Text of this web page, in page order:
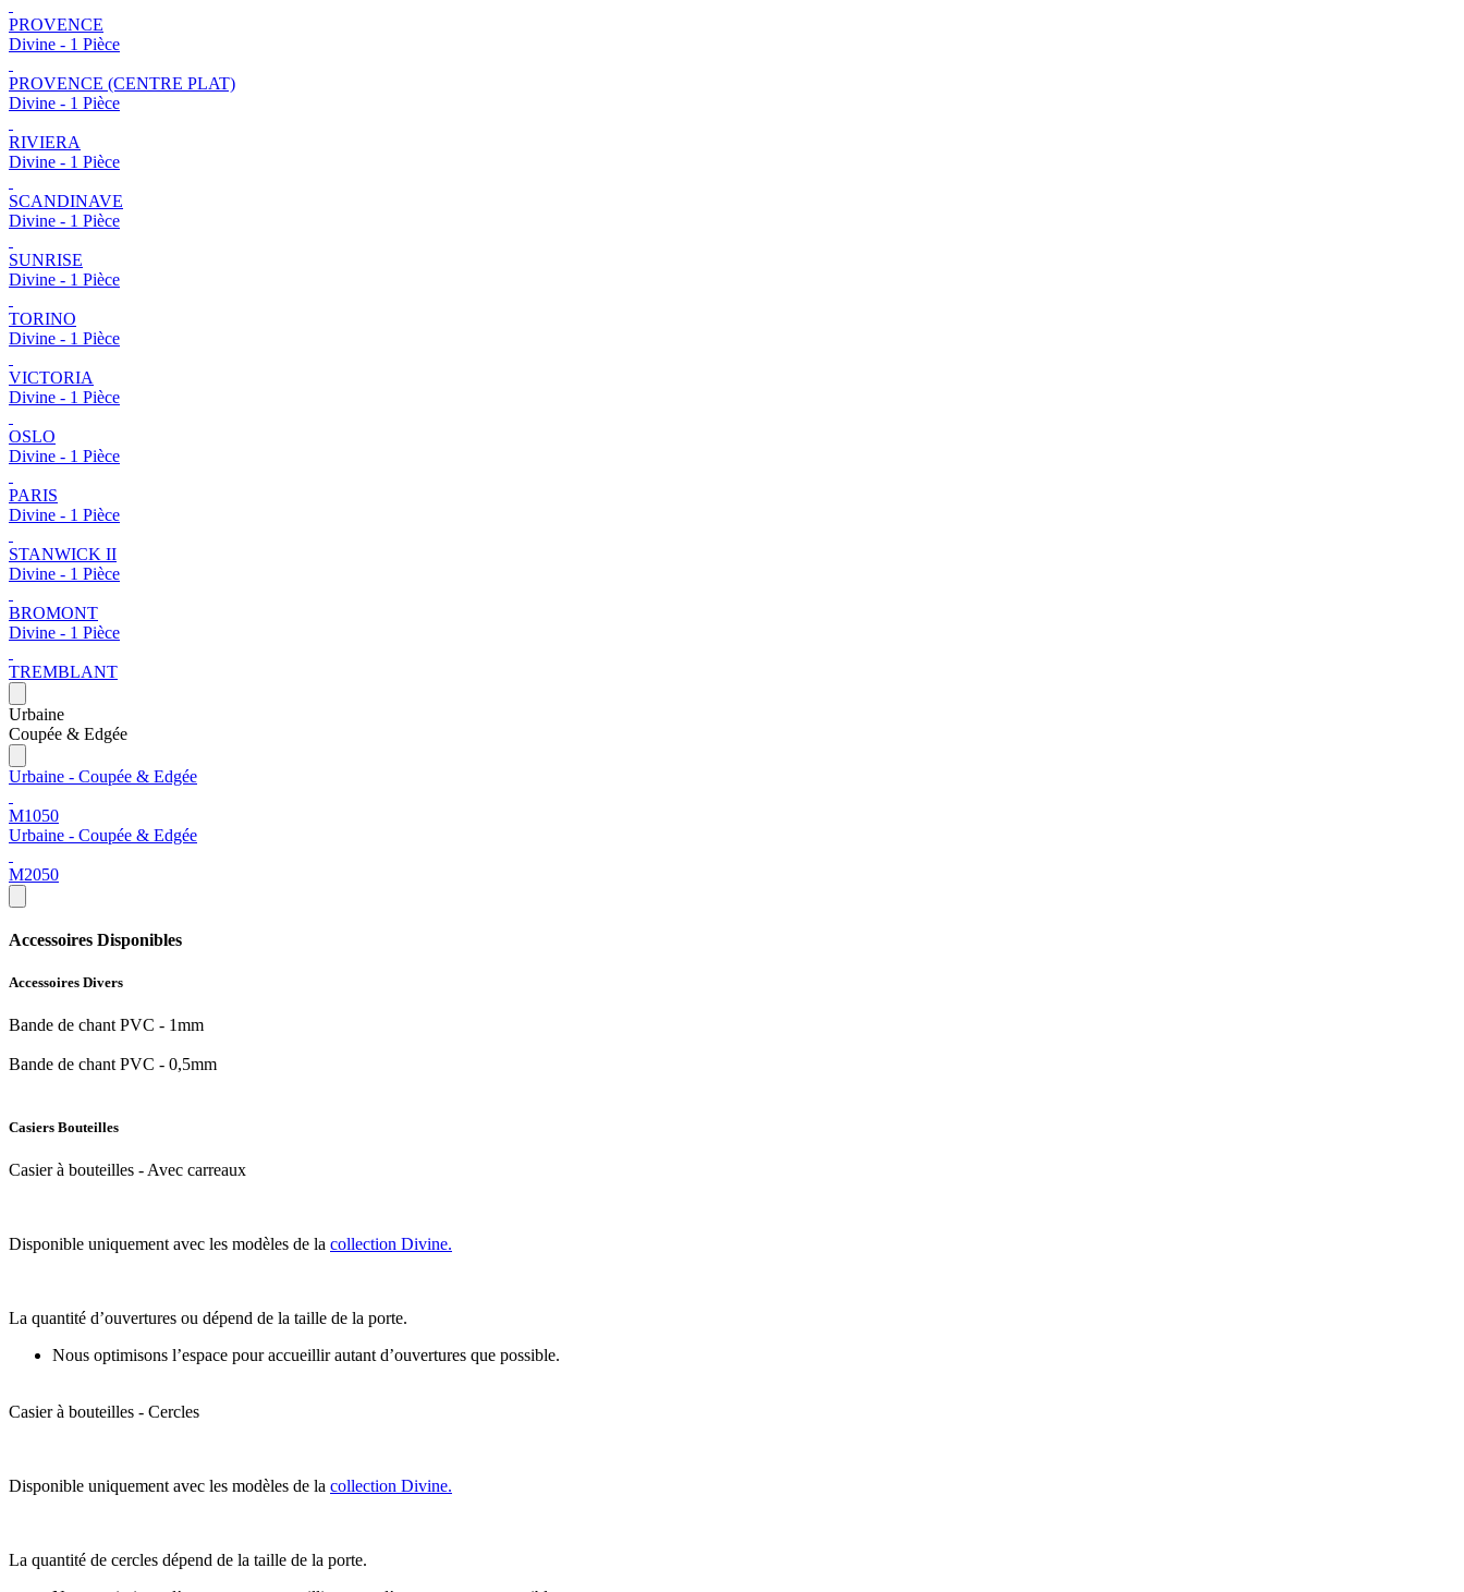
PROVENCE
Divine - 1 Pièce
PROVENCE (CENTRE PLAT)
Divine - 1 Pièce
RIVIERA
Divine - 1 Pièce
SCANDINAVE
Divine - 1 Pièce
SUNRISE
Divine - 1 Pièce
TORINO
Divine - 1 Pièce
VICTORIA
Divine - 1 Pièce
OSLO
Divine - 1 Pièce
PARIS
Divine - 1 Pièce
STANWICK II
Divine - 1 Pièce
BROMONT
Divine - 1 Pièce
TREMBLANT
Urbaine
Coupée & Edgée
Urbaine - Coupée & Edgée
M1050
Urbaine - Coupée & Edgée
M2050
Accessoires Disponibles
Accessoires Divers
Bande de chant PVC - 1mm
Bande de chant PVC - 0,5mm
Casiers Bouteilles
Casier à bouteilles - Avec carreaux
Disponible uniquement avec les modèles de la collection Divine.
La quantité d’ouvertures ou dépend de la taille de la porte.
Nous optimisons l’espace pour accueillir autant d’ouvertures que possible.
Casier à bouteilles - Cercles
Disponible uniquement avec les modèles de la collection Divine.
La quantité de cercles dépend de la taille de la porte.